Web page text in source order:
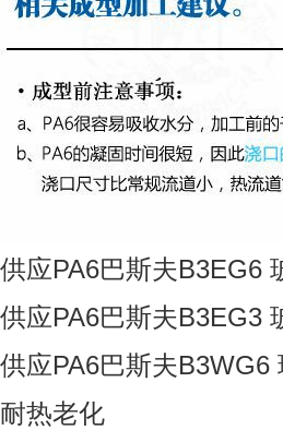
供应PA6巴斯夫B3EG6
供应PA6巴斯夫B3EG3
供应PA6巴斯夫B3WG6
耐热老化